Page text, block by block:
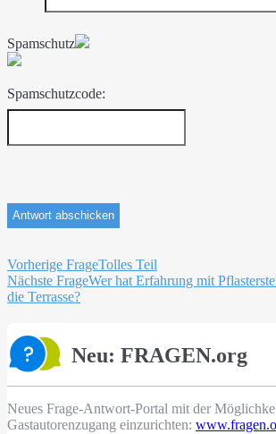
Spamschutz
Spamschutzcode:
Beitragsnavigation
Vorherige FrageTolles Teil
Nächste FrageWer hat Erfahrung mit
die Terrasse?
Neu: FRAGEN.org
Neues Frage-Antwort-Portal mit der
Gastautorenzugang einzurichten: